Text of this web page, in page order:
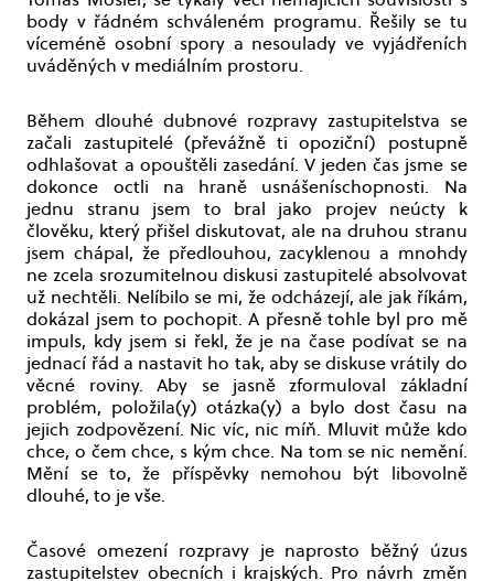
body v řádném schváleném programu. Řešily se tu
víceméně osobní spory a nesoulady ve vyjádřeních
uváděných v mediálním prostoru.
Během dlouhé dubnové rozpravy zastupitelstva se
začali zastupitelé (převážně ti opoziční) postupně
odhlašovat a opouštěli zasedání. V jeden čas jsme se
dokonce octli na hraně usnášeníschopnosti. Na
jednu stranu jsem to bral jako projev neúcty k
člověku, který přišel diskutovat, ale na druhou stranu
jsem chápal, že předlouhou, zacyklenou a mnohdy
ne zcela srozumitelnou diskusi zastupitelé absolvovat
už nechtěli. Nelíbilo se mi, že odcházejí, ale jak říkám,
dokázal jsem to pochopit. A přesně tohle byl pro mě
impuls, kdy jsem si řekl, že je na čase podívat se na
jednací řád a nastavit ho tak, aby se diskuse vrátily do
věcné roviny. Aby se jasně zformuloval základní
problém, položila(y) otázka(y) a bylo dost času na
jejich zodpovězení. Nic víc, nic míň. Mluvit může kdo
chce, o čem chce, s kým chce. Na tom se nic nemění.
Mění se to, že příspěvky nemohou být libovolně
dlouhé, to je vše.
Časové omezení rozpravy je naprosto běžný úzus
zastupitelstev obecních i krajských. Pro návrh změn